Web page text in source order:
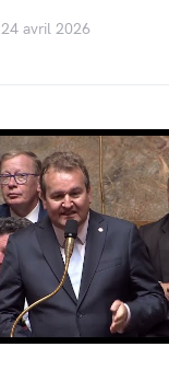
24 avril 2026